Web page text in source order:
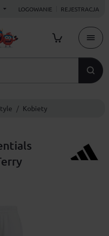
LOGOWANIE REJESTRACJA
Kobiety